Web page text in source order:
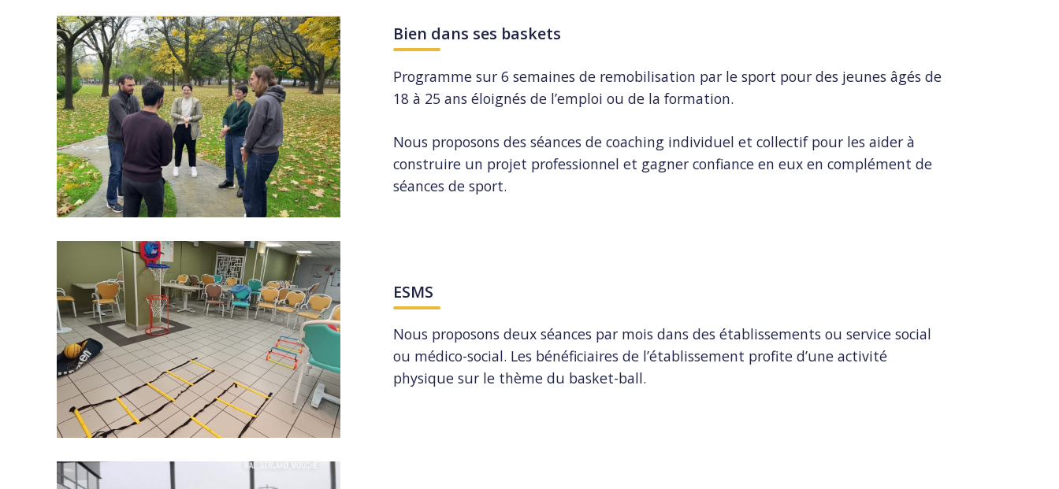
Bien dans ses baskets
Programme sur 6 semaines de remobilisation par le sport pour des jeunes âgés de
18 à 25 ans éloignés de l’emploi ou de la formation.
Nous proposons des séances de coaching individuel et collectif pour les aider à
construire un projet professionnel et gagner confiance en eux en complément de
séances de sport.
ESMS
Nous proposons deux séances par mois dans des établissements ou service social
ou médico-social. Les bénéficiaires de l’établissement profite d’une activité
physique sur le thème du basket-ball.